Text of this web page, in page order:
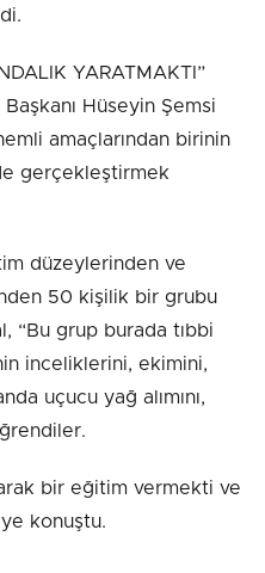
YARATMAKTI”
Hüseyin Şemsi
amaçlarından birinin
gerçekleştirmek
düzeylerinden ve
50 kişilik bir grubu
“Bu grup burada tıbbi
inceliklerini, ekimini,
uçucu yağ alımını,
bir eğitim vermekti ve
konuştu.